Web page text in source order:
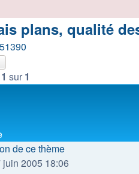
plans, qualité
1 sur 1
de ce thème
juin 2005 18:06